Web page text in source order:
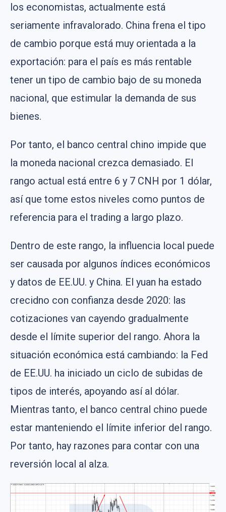
los economistas, actualmente está
seriamente infravalorado. China frena el tipo
de cambio porque está muy orientada a la
exportación: para el país es más rentable
tener un tipo de cambio bajo de su moneda
nacional, que estimular la demanda de sus
bienes.
Por tanto, el banco central chino impide que
la moneda nacional crezca demasiado. El
rango actual está entre 6 y 7 CNH por 1 dólar,
así que tome estos niveles como puntos de
referencia para el trading a largo plazo.
Dentro de este rango, la influencia local puede
ser causada por algunos índices económicos
y datos de EE.UU. y China. El yuan ha estado
crecidno con confianza desde 2020: las
cotizaciones van cayendo gradualmente
desde el límite superior del rango. Ahora la
situación económica está cambiando: la Fed
de EE.UU. ha iniciado un ciclo de subidas de
tipos de interés, apoyando así al dólar.
Mientras tanto, el banco central chino puede
estar manteniendo el límite inferior del rango.
Por tanto, hay razones para contar con una
reversión local al alza.